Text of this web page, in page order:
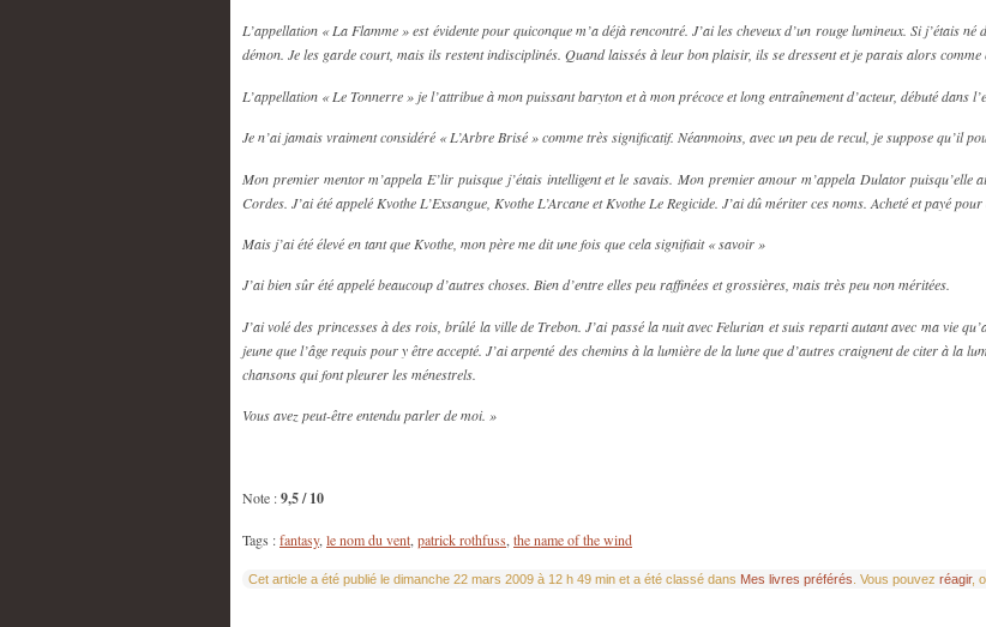
L’appellation « La Flamme » est évidente pour quiconque m’a déjà rencontré. J’ai les cheveux d’un rouge lumineux. Si j’étais
démon. Je les garde court, mais ils restent indisciplinés. Quand laissés à leur bon plaisir, ils se dressent et je parais alors comme
L’appellation « Le Tonnerre » je l’attribue à mon puissant baryton et à mon précoce et long entraînement d’acteur, débuté dans
Je n’ai jamais vraiment considéré « L’Arbre Brisé » comme très significatif. Néanmoins, avec un peu de recul, je suppose qu’il
Mon premier mentor m’appela E’lir puisque j’étais intelligent et le savais. Mon premier amour m’appela Dulator puisqu’elle
Cordes. J’ai été appelé Kvothe L’Exsangue, Kvothe L’Arcane et Kvothe Le Regicide. J’ai dû mériter ces noms. Acheté et payé pour
Mais j’ai été élevé en tant que Kvothe, mon père me dit une fois que cela signifiait « savoir »
J’ai bien sûr été appelé beaucoup d’autres choses. Bien d’entre elles peu raffinées et grossières, mais très peu non méritées.
J’ai volé des princesses à des rois, brûlé la ville de Trebon. J’ai passé la nuit avec Felurian et suis reparti autant avec ma vie
jeune que l’âge requis pour y être accepté. J’ai arpenté des chemins à la lumière de la lune que d’autres craignent de citer à la
chansons qui font pleurer les ménestrels.
Vous avez peut-être entendu parler de moi. »
Note :9,5 / 10
Tags :fantasy,le nom du vent,patrick rothfuss,the name of the wind
Cet article a été publié le dimanche 22 mars 2009 à 12 h 49 min et a été classé dans Mes livres préférés . Vous pouvez réagir,